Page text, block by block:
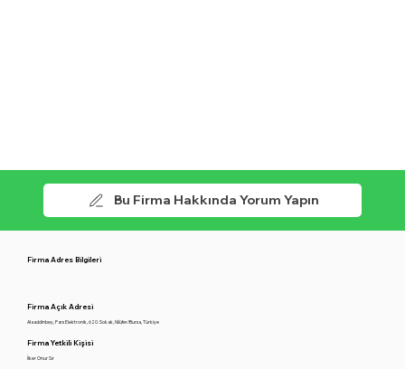
Bu Firma Hakkında Yorum Yapın
Firma Açık Adresi
Alaaddinbey, Pars Elektronik, 620. Sokak, Ni̇lüfer/Bursa, Türkiye
Firma Yetkili Kişisi
İlker Onur Sır
Firma Adres Bilgileri